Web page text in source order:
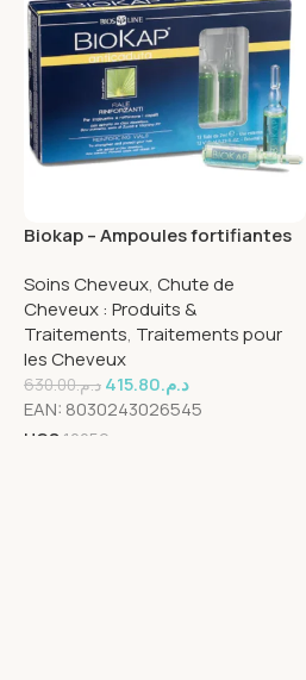
Biokap – Ampoules fortifiantes
Soins Cheveux, Chute de
Cheveux : Produits &
Traitements, Traitements pour
les Cheveux
د.م.630.00 د.م.415.80
EAN: 8030243026545
UGS 12059